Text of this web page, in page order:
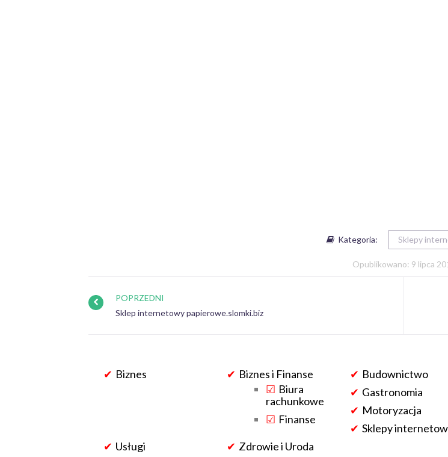
Kategoria: Sklepy
Opublikowano: 9 lipca
POPRZEDNI
Sklep internetowy papierowe.slomki.biz
Biznes
Biznes i Finanse
Biura
rachunkowe
Finanse
Budownictwo
Gastronomia
Motoryzacja
Sklepy
Usługi
Zdrowie i Uroda